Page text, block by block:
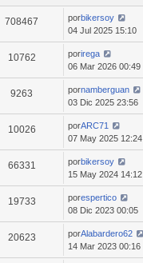
708467 porbikersoy
04 Jul 2025 15:10
10762 porirega
06 Mar 2026 00:49
9263 pornamberguan
03 Dic 2025 23:56
10026 porARC71
07 May 2025 12:24
66331 porbikersoy
15 May 2024 14:12
19733 porespertico
08 Dic 2023 00:05
20623 porAlabardero62
14 Mar 2023 00:16